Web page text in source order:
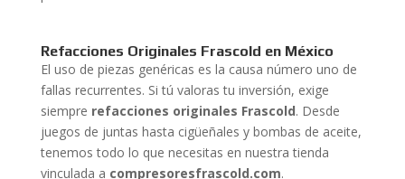
Refacciones Originales Frascold en México
El uso de piezas genéricas es la causa número uno de
fallas recurrentes. Si tú valoras tu inversión, exige
siempre refacciones originales Frascold. Desde
juegos de juntas hasta cigüeñales y bombas de aceite,
tenemos todo lo que necesitas en nuestra tienda
vinculada a compresoresfrascold.com.